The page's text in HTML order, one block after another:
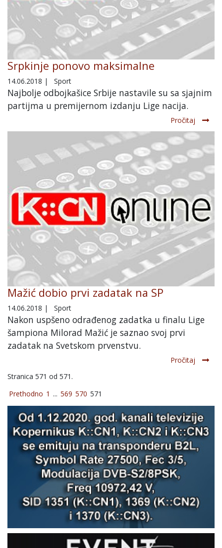
Srpkinje ponovo maksimalne
14.06.2018 | Sport
Najbolje odbojkašice Srbije nastavile su sa sjajnim
partijma u premijernom izdanju Lige nacija.
Pročitaj
Mažić dobio prvi zadatak na SP
14.06.2018 | Sport
Nakon uspšeno odrađenog zadatka u finalu Lige
šampiona Milorad Mažić je saznao svoj prvi
zadatak na Svetskom prvenstvu.
Pročitaj
Stranica 571 od 571.
Prethodno 1 ... 569 570 571